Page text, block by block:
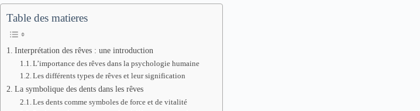
Table des matieres
Interprétation des rêves : une introduction
L’importance des rêves dans la psychologie humaine
Les différents types de rêves et leur signification
La symbolique des dents dans les rêves
Les dents comme symboles de force et de vitalité